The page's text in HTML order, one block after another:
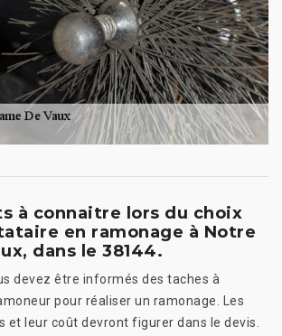
à connaitre lors du choix
en ramonage à Notre
dans le 38144.
devez être informés des taches à
pour réaliser un ramonage. Les
et leur coût devront figurer dans le devis.